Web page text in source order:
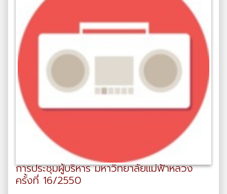
การประชุมผู้บริหาร มหาวิทยาลัยแม่ฟ้าหลวง
ครั้งที่ 16/2550